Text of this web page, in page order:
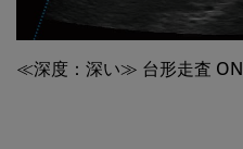
≪深度：深い≫ 台形走査 ON